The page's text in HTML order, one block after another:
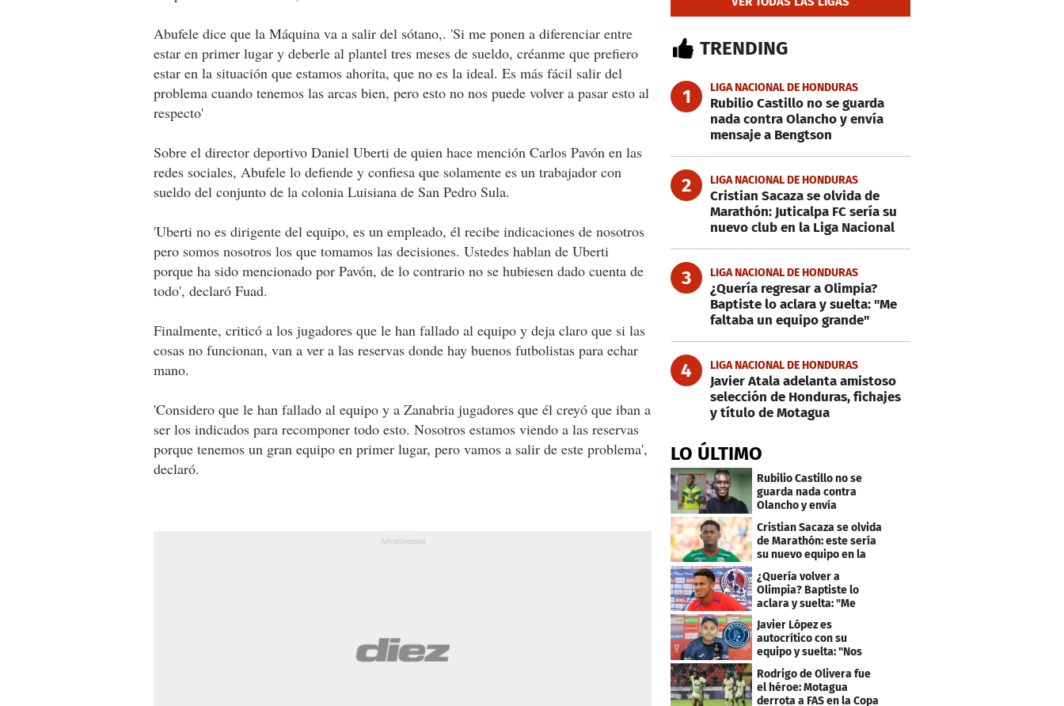
Abufele dice que la Máquina va a salir del sótano,. 'Si me ponen a diferenciar entre
estar en primer lugar y deberle al plantel tres meses de sueldo, créanme que prefiero
estar en la situación que estamos ahorita, que no es la ideal. Es más fácil salir del
problema cuando tenemos las arcas bien, pero esto no nos puede volver a pasar esto al
respecto'
Sobre el director deportivo Daniel Uberti de quien hace mención Carlos Pavón en las
redes sociales, Abufele lo defiende y confiesa que solamente es un trabajador con
sueldo del conjunto de la colonia Luisiana de San Pedro Sula.
'Uberti no es dirigente del equipo, es un empleado, él recibe indicaciones de nosotros
pero somos nosotros los que tomamos las decisiones. Ustedes hablan de Uberti
porque ha sido mencionado por Pavón, de lo contrario no se hubiesen dado cuenta de
todo', declaró Fuad.
Finalmente, criticó a los jugadores que le han fallado al equipo y deja claro que si las
cosas no funcionan, van a ver a las reservas donde hay buenos futbolistas para echar
mano.
'Considero que le han fallado al equipo y a Zanabria jugadores que él creyó que iban a
ser los indicados para recomponer todo esto. Nosotros estamos viendo a las reservas
porque tenemos un gran equipo en primer lugar, pero vamos a salir de este problema',
declaró.
TRENDING
1 LIGA NACIONAL DE HONDURAS
Rubilio Castillo no se guarda
nada contra Olancho y envía
mensaje a Bengtson
2 LIGA NACIONAL DE HONDURAS
Cristian Sacaza se olvida de
Marathón: Juticalpa FC sería su
nuevo club en la Liga Nacional
3 LIGA NACIONAL DE HONDURAS
¿Quería regresar a Olimpia?
Baptiste lo aclara y suelta: "Me
faltaba un equipo grande"
4 LIGA NACIONAL DE HONDURAS
Javier Atala adelanta amistoso
selección de Honduras, fichajes
y título de Motagua
LO ÚLTIMO
Rubilio Castillo no se
guarda nada contra
Olancho y envía
mensaje a Bengtson
Cristian Sacaza se olvida
de Marathón: este sería
su nuevo equipo en la
Liga Nacional
¿Quería volver a
Olimpia? Baptiste lo
aclara y suelta: "Me
faltaba un equipo
grande"
Javier López es
autocrítico con su
equipo y suelta: "Nos
costó muchísimo..."
Rodrigo de Olivera fue
el héroe: Motagua
derrota a FAS en la Copa